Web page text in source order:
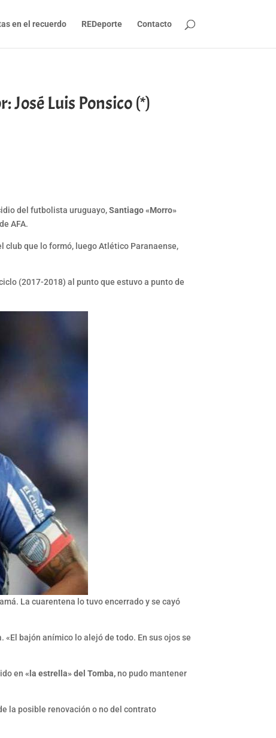
en el recuerdo REDeporte Contacto
José Luis Ponsico (*)
del futbolista uruguayo,Santiago «Morro»
AFA.
club que lo formó, luego Atlético Paranaense,
(2017-2018) al punto que estuvo a punto de
La cuarentena lo tuvo encerrado y se cayó
bajón anímico lo alejó de todo. En sus ojos se
en«la estrella» del Tomba,no pudo mantener
la posible renovación o no del contrato